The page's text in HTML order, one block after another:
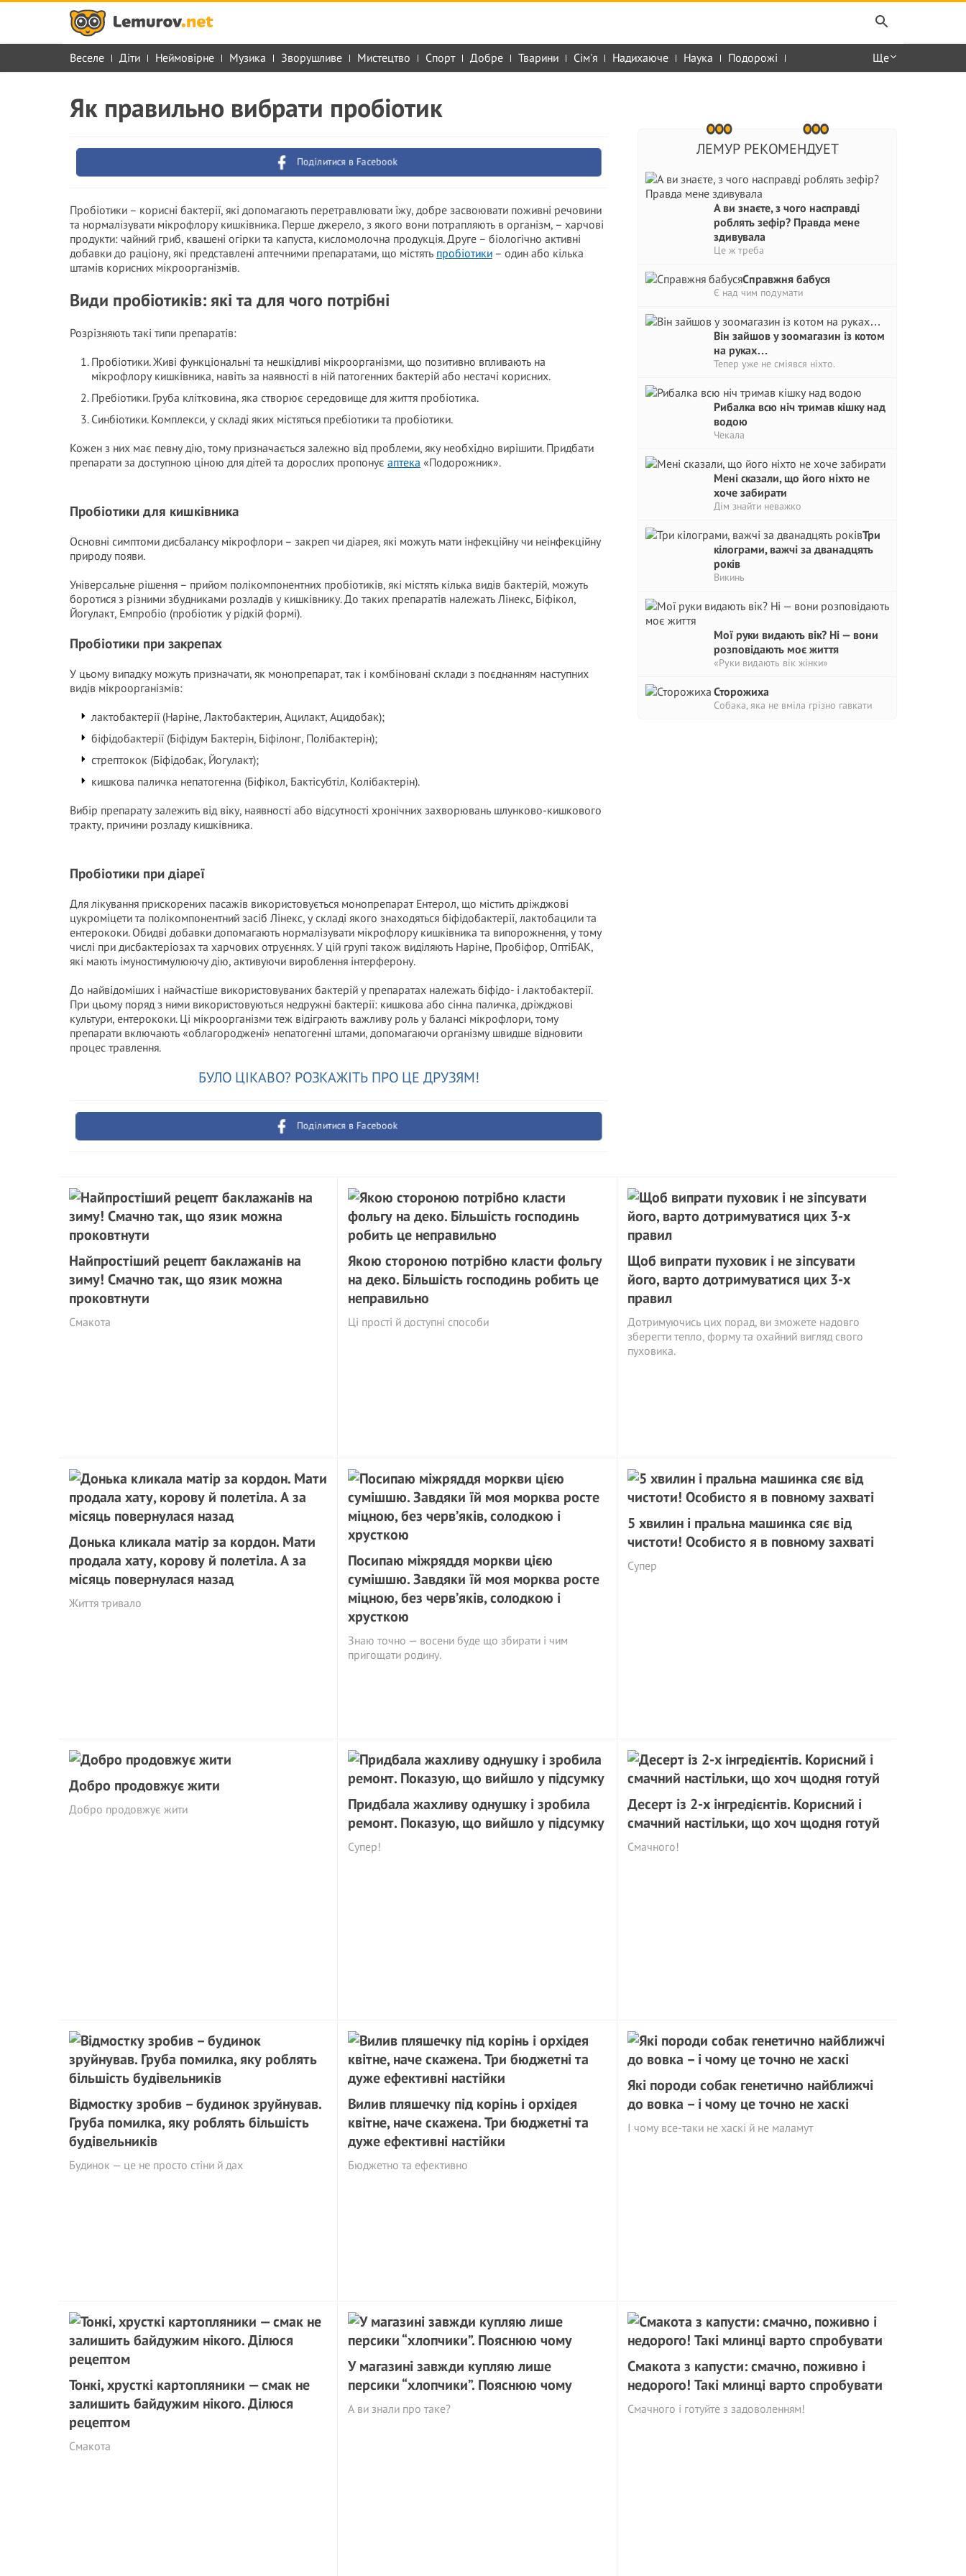
Веселе Діти Неймовірне Музика Зворушливе Мистецтво Спорт Добре Тварини Сім'я Надихаюче Наука Подорожі Ще
ЛЕМУР РЕКОМЕНДУЕТ
А ви знаєте, з чого насправді
роблять зефір? Правда мене
здивувала
Це ж треба
Справжня бабуся
Є над чим подумати
Він зайшов у зоомагазин із котом
на руках…
Тепер уже не сміявся ніхто.
Рибалка всю ніч тримав кішку над
водою
Чекала
Мені сказали, що його ніхто не
хоче забирати
Дім знайти неважко
Три
кілограми, важчі за дванадцять
років
Викинь
Мої руки видають вік? Ні — вони
розповідають моє життя
«Руки видають вік жінки»
Сторожиха
Собака, яка не вміла грізно гавкати
Як правильно вибрати пробіотик
Поділитися в Facebook
Пробіотики – корисні бактерії, які допомагають перетравлювати їжу, добре засвоювати поживні речовини
та нормалізувати мікрофлору кишківника. Перше джерело, з якого вони потрапляють в організм, – харчові
продукти: чайний гриб, квашені огірки та капуста, кисломолочна продукція. Друге – біологічно активні
добавки до раціону, які представлені аптечними препаратами, що містять пробіотики – один або кілька
штамів корисних мікроорганізмів.
Види пробіотиків: які та для чого потрібні
Розрізняють такі типи препаратів:
Пробіотики. Живі функціональні та нешкідливі мікроорганізми, що позитивно впливають на
мікрофлору кишківника, навіть за наявності в ній патогенних бактерій або нестачі корисних.
Пребіотики. Груба клітковина, яка створює середовище для життя пробіотика.
Синбіотики. Комплекси, у складі яких містяться пребіотики та пробіотики.
Кожен з них має певну дію, тому призначається залежно від проблеми, яку необхідно вирішити. Придбати
препарати за доступною ціною для дітей та дорослих пропонує аптека «Подорожник».
Пробіотики для кишківника
Основні симптоми дисбалансу мікрофлори – закреп чи діарея, які можуть мати інфекційну чи неінфекційну
природу появи.
Універсальне рішення – прийом полікомпонентних пробіотиків, які містять кілька видів бактерій, можуть
боротися з різними збудниками розладів у кишківнику. До таких препаратів належать Лінекс, Біфікол,
Йогулакт, Емпробіо (пробіотик у рідкій формі).
Пробіотики при закрепах
У цьому випадку можуть призначати, як монопрепарат, так і комбіновані склади з поєднанням наступних
видів мікроорганізмів:
лактобактерії (Наріне, Лактобактерин, Ацилакт, Ацидобак);
біфідобактерії (Біфідум Бактерін, Біфілонг, Полібактерін);
стрептокок (Біфідобак, Йогулакт);
кишкова паличка непатогенна (Біфікол, Бактісубтіл, Колібактерін).
Вибір препарату залежить від віку, наявності або відсутності хронічних захворювань шлунково-кишкового
тракту, причини розладу кишківника.
Пробіотики при діареї
Для лікування прискорених пасажів використовується монопрепарат Ентерол, що містить дріжджові
цукроміцети та полікомпонентний засіб Лінекс, у складі якого знаходяться біфідобактерії, лактобацили та
ентерококи. Обидві добавки допомагають нормалізувати мікрофлору кишківника та випорожнення, у тому
числі при дисбактеріозах та харчових отруєннях. У цій групі також виділяють Наріне, Пробіфор, ОптіБАК,
які мають імуностимулюючу дію, активуючи вироблення інтерферону.
До найвідоміших і найчастіше використовуваних бактерій у препаратах належать біфідо- і лактобактерії.
При цьому поряд з ними використовуються недружні бактерії: кишкова або сінна паличка, дріжджові
культури, ентерококи. Ці мікроорганізми теж відіграють важливу роль у балансі мікрофлори, тому
препарати включають «облагороджені» непатогенні штами, допомагаючи організму швидше відновити
процес травлення.
БУЛО ЦІКАВО? РОЗКАЖІТЬ ПРО ЦЕ ДРУЗЯМ!
Поділитися в Facebook
Найпростіший рецепт баклажанів на
зиму! Смачно так, що язик можна
проковтнути
Смакота
Якою стороною потрібно класти фольгу
на деко. Більшість господинь робить це
неправильно
Ці прості й доступні способи
Щоб випрати пуховик і не зіпсувати
його, варто дотримуватися цих 3-х
правил
Дотримуючись цих порад, ви зможете надовго
зберегти тепло, форму та охайний вигляд свого
пуховика.
Донька кликала матір за кордон. Мати
продала хату, корову й полетіла. А за
місяць повернулася назад
Життя тривало
Посипаю міжряддя моркви цією
сумішшю. Завдяки їй моя морква росте
міцною, без черв’яків, солодкою і
хрусткою
Знаю точно — восени буде що збирати і чим
пригощати родину.
5 хвилин і пральна машинка сяє від
чистоти! Особисто я в повному захваті
Супер
Добро продовжує жити
Добро продовжує жити
Придбала жахливу однушку і зробила
ремонт. Показую, що вийшло у підсумку
Супер!
Десерт із 2-х інгредієнтів. Корисний і
смачний настільки, що хоч щодня готуй
Смачного!
Відмостку зробив – будинок зруйнував.
Груба помилка, яку роблять більшість
будівельників
Будинок — це не просто стіни й дах
Вилив пляшечку під корінь і орхідея
квітне, наче скажена. Три бюджетні та
дуже ефективні настійки
Бюджетно та ефективно
Які породи собак генетично найближчі
до вовка – і чому це точно не хаскі
І чому все-таки не хаскі й не маламут
Тонкі, хрусткі картопляники — смак не
залишить байдужим нікого. Ділюся
рецептом
Смакота
У магазині завжди купляю лише
персики “хлопчики”. Пояснюю чому
А ви знали про таке?
Смакота з капусти: смачно, поживно і
недорого! Такі млинці варто спробувати
Смачного і готуйте з задоволенням!